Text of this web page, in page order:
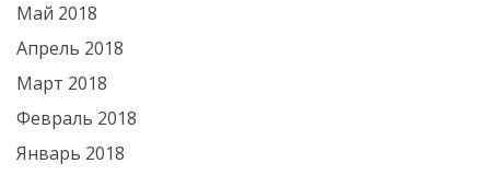
Май 2018
Апрель 2018
Март 2018
Февраль 2018
Январь 2018